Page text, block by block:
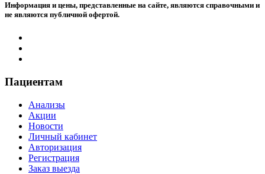
Информация и цены, представленные на сайте, являются справочными и
не являются публичной офертой.
Пациентам
Анализы
Акции
Новости
Личный кабинет
Авторизация
Регистрация
Заказ выезда